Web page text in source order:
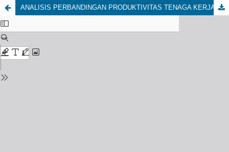
ANALISIS PERBANDINGAN PRODUKTIVITAS TENAGA KERJA TERHADAP ANALISA HARGA SATUAN PEKERJAAN (AHSP) SNI 2013 DAN ANALISA DI LAPANGAN (STUDI KASUS PROYEK PEMBANGUNAN KANTOR DPPKA KAB. KERINCI PROP. JAMBI)